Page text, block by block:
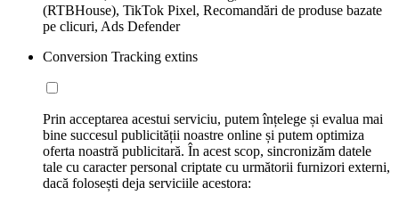
(RTBHouse), TikTok Pixel, Recomandări de produse bazate
pe clicuri, Ads Defender
Conversion Tracking extins
Prin acceptarea acestui serviciu, putem înțelege și evalua mai
bine succesul publicității noastre online și putem optimiza
oferta noastră publicitară. În acest scop, sincronizăm datele
tale cu caracter personal criptate cu următorii furnizori externi,
dacă folosești deja serviciile acestora: